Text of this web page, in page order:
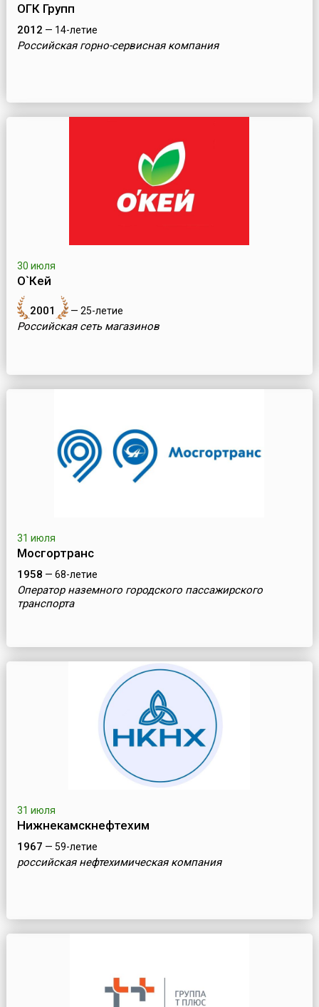
ОГК Групп
2012 — 14-летие
Российская горно-сервисная компания
30 июля
О`Кей
2001 — 25-летие
Российская сеть магазинов
31 июля
Мосгортранс
1958 — 68-летие
Оператор наземного городского пассажирского
транспорта
31 июля
Нижнекамскнефтехим
1967 — 59-летие
российская нефтехимическая компания